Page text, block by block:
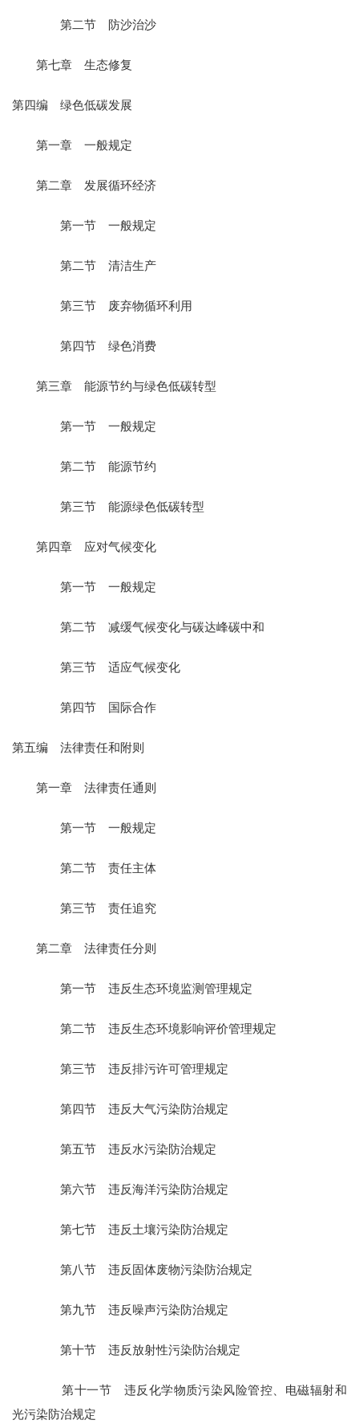
第二节 防沙治沙
第七章 生态修复
第四编 绿色低碳发展
第一章 一般规定
第二章 发展循环经济
第一节 一般规定
第二节 清洁生产
第三节 废弃物循环利用
第四节 绿色消费
第三章 能源节约与绿色低碳转型
第一节 一般规定
第二节 能源节约
第三节 能源绿色低碳转型
第四章 应对气候变化
第一节 一般规定
第二节 减缓气候变化与碳达峰碳中和
第三节 适应气候变化
第四节 国际合作
第五编 法律责任和附则
第一章 法律责任通则
第一节 一般规定
第二节 责任主体
第三节 责任追究
第二章 法律责任分则
第一节 违反生态环境监测管理规定
第二节 违反生态环境影响评价管理规定
第三节 违反排污许可管理规定
第四节 违反大气污染防治规定
第五节 违反水污染防治规定
第六节 违反海洋污染防治规定
第七节 违反土壤污染防治规定
第八节 违反固体废物污染防治规定
第九节 违反噪声污染防治规定
第十节 违反放射性污染防治规定
第十一节 违反化学物质污染风险管控、电磁辐射和
光污染防治规定